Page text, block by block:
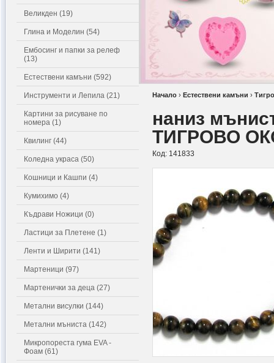
Великден (19)
Глина и Моделин (54)
Ембосинг и папки за релеф
(13)
Естествени камъни (592)
Инструменти и Лепила (21)
Картини за рисуване по
номера (1)
Квилинг (44)
Коледна украса (50)
Кошници и Кашпи (4)
Кумихимо (4)
Къдрави Ножици (0)
Ластици за Плетене (1)
Ленти и Ширити (141)
Мартеници (97)
Мартенички за деца (27)
Метални висулки (144)
Метални мъниста (142)
Микропореста гума EVA -
Фоам (61)
Начало › Естествени камъни ›
наниз
ТИГРОВО
Код: 141833